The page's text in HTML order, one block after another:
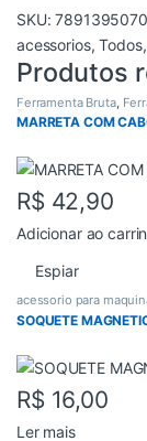
SKU:
acessorios,Todos
Produtos
Ferramenta Bruta,
Todos
MARRETA COM
R$ 42,90
Adicionar ao
Espiar
acessorio para
SOQUETE
R$ 16,00
Ler mais